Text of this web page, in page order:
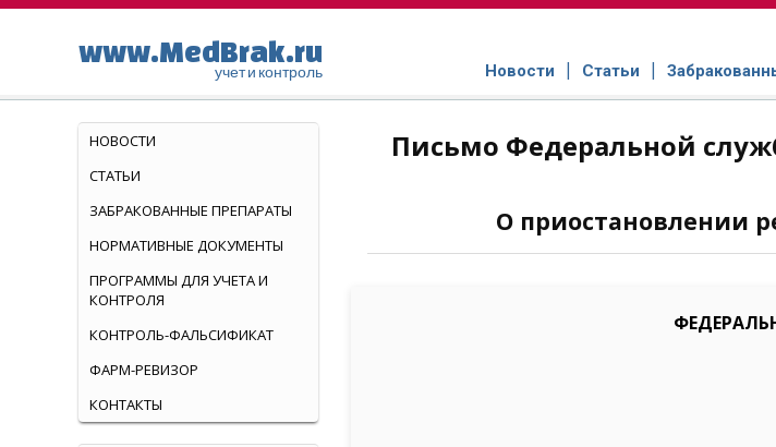
www.MedBrak.ru
учет и контроль Новости Статьи
Письмо Федеральной
О приостановлении
НОВОСТИ
СТАТЬИ
ЗАБРАКОВАННЫЕ ПРЕПАРАТЫ
НОРМАТИВНЫЕ ДОКУМЕНТЫ
ПРОГРАММЫ ДЛЯ УЧЕТА И
КОНТРОЛЯ
КОНТРОЛЬ-ФАЛЬСИФИКАТ
ФАРМ-РЕВИЗОР
КОНТАКТЫ